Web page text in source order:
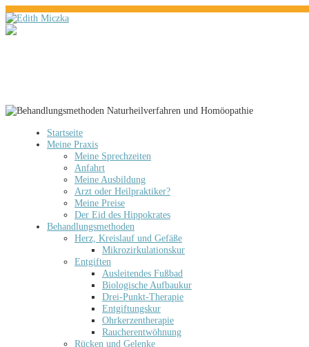
Startseite
Meine Praxis
Meine Sprechzeiten
Anfahrt
Meine Ausbildung
Arzt oder Heilpraktiker?
Meine Preise
Der Eid des Hippokrates
Behandlungsmethoden
Herz, Kreislauf und Gefäße
Mikrozirkulationskur
Entgiften
Ausleitendes Fußbad
Biologische Aufbaukur
Drei-Punkt-Therapie
Entgiftungskur
Ohrkerzentherapie
Raucherentwöhnung
Rücken und Gelenke